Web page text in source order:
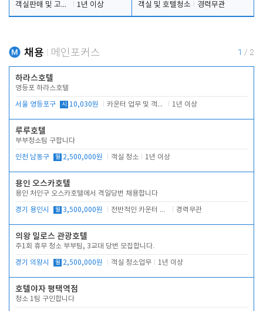
객실판매 및 고객응대
1년 이상
객실 및 호텔청소
경력무관
채용 메인포커스 1 / 2
하라스호텔
영등포 하라스호텔
서울 영등포구 시 10,030원 카운터 업무 및 객실관리(청소상태 확인, 객실판매) 1년 이상
루루호텔
부부청소팀 구합니다
인천 남동구 월 2,500,000원 객실 청소 1년 이상
용인 오스카호텔
용인 처인구 오스카호텔에서 격일당번 채용합니다
경기 용인시 월 3,500,000원 전반적인 카운터 업무 경력무관
의왕 밀로스 관광호텔
주1회 휴무 청소 부부팀, 3교대 당번 모집합니다.
경기 의왕시 월 2,500,000원 객실 청소업무 1년 이상
호텔야자 평택역점
청소 1팀 구인합니다